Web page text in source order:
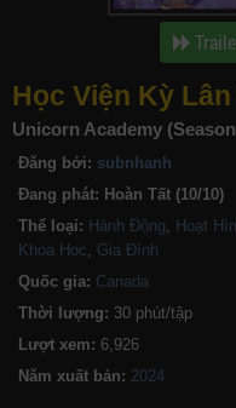
Học Viện Kỳ
Unicorn Academy
Đăng bởi: subnhanh
Đang phát: Hoàn Tất (10/10)
Thể loại: Hành Động, Hoạt
Khoa Học, Gia Đình
Quốc gia: Canada
Thời lượng: 30 phút/tập
Lượt xem: 6,926
Năm xuất bản: